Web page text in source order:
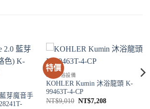
芽魔音手
特價
SPA淋浴設備
KOHLER Kumin 沐浴龍頭 K-
99463T-4-CP
NT$9,010 原
NT$7,208目